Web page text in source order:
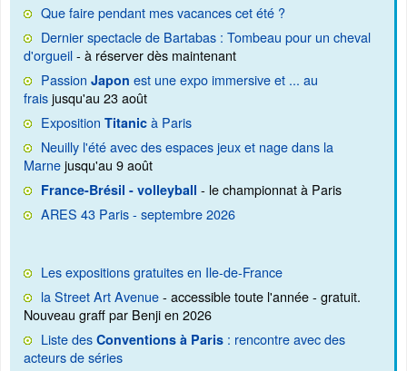
Que faire pendant mes vacances cet été ?
Dernier spectacle de Bartabas : Tombeau pour un cheval
d'orgueil- à réserver dès maintenant
Passion Japon est une expo immersive et ... au
fraisjusqu'au 23 août
Exposition Titanic à Paris
Neuilly l'été avec des espaces jeux et nage dans la
Marnejusqu'au 9 août
France-Brésil - volleyball - le championnat à Paris
ARES 43 Paris - septembre 2026
Les expositions gratuites en Ile-de-France
la Street Art Avenue- accessible toute l'année - gratuit.
Nouveau graff par Benji en 2026
Liste des Conventions à Paris : rencontre avec des
acteurs de séries